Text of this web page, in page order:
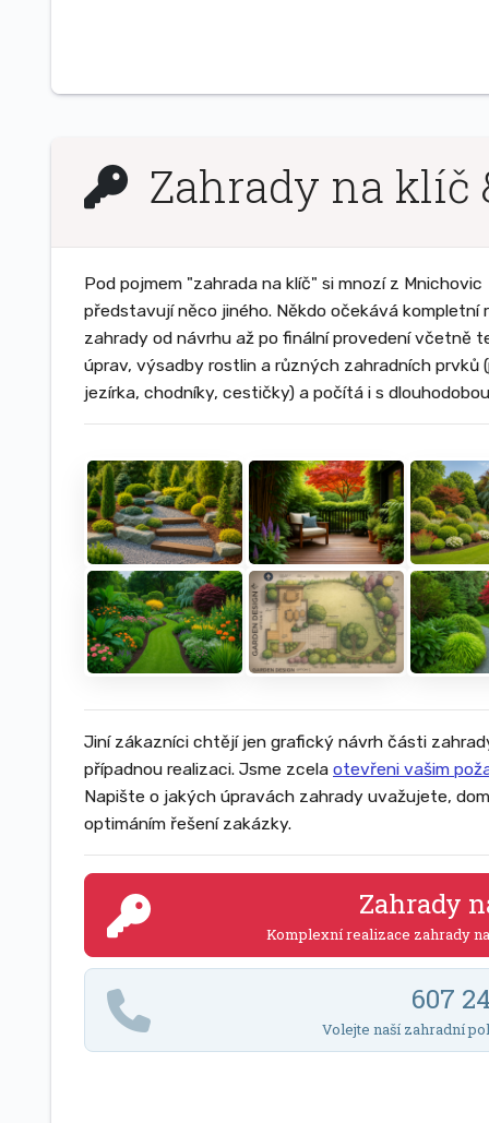
Zahrady na klíč
Pod pojmem "zahrada na klíč" si mnozí z Mnichovic
představují něco jiného. Někdo očekává kompletní
zahrady od návrhu až po finální provedení včetně
úprav, výsadby rostlin a různých zahradních prvků
jezírka, chodníky, cestičky) a počítá i s
Jiní zákazníci chtějí jen grafický návrh části
případnou realizaci. Jsme zcela otevřeni vašim
Napište o jakých úpravách zahrady uvažujete,
optimáním řešení zakázky.
Zahrady
Komplexní realizace zahrady
607
Volejte naší zahradní